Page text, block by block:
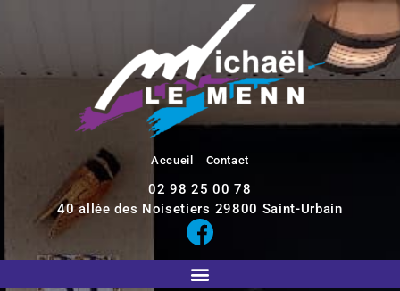
Accueil Contact
02 98 25 00 78
40 allée des Noisetiers 29800 Saint-Urbain